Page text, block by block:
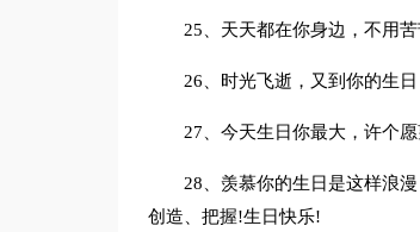
25、天天都在你身边，不用
26、时光飞逝，又到你的生
27、今天生日你最大，许个
28、羡慕你的生日是这样浪
创造、把握!生日快乐!